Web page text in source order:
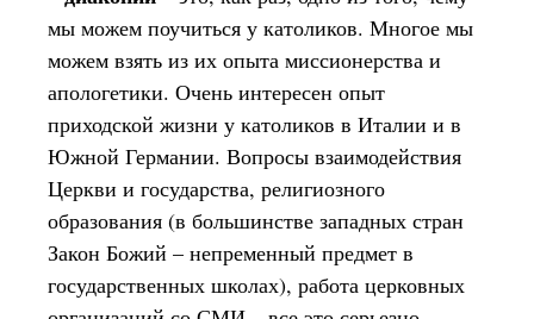
мы можем поучиться у католиков. Многое мы
можем взять из их опыта миссионерства и
апологетики. Очень интересен опыт
приходской жизни у католиков в Италии и в
Южной Германии. Вопросы взаимодействия
Церкви и государства, религиозного
образования (в большинстве западных стран
Закон Божий – непременный предмет в
государственных школах), работа церковных